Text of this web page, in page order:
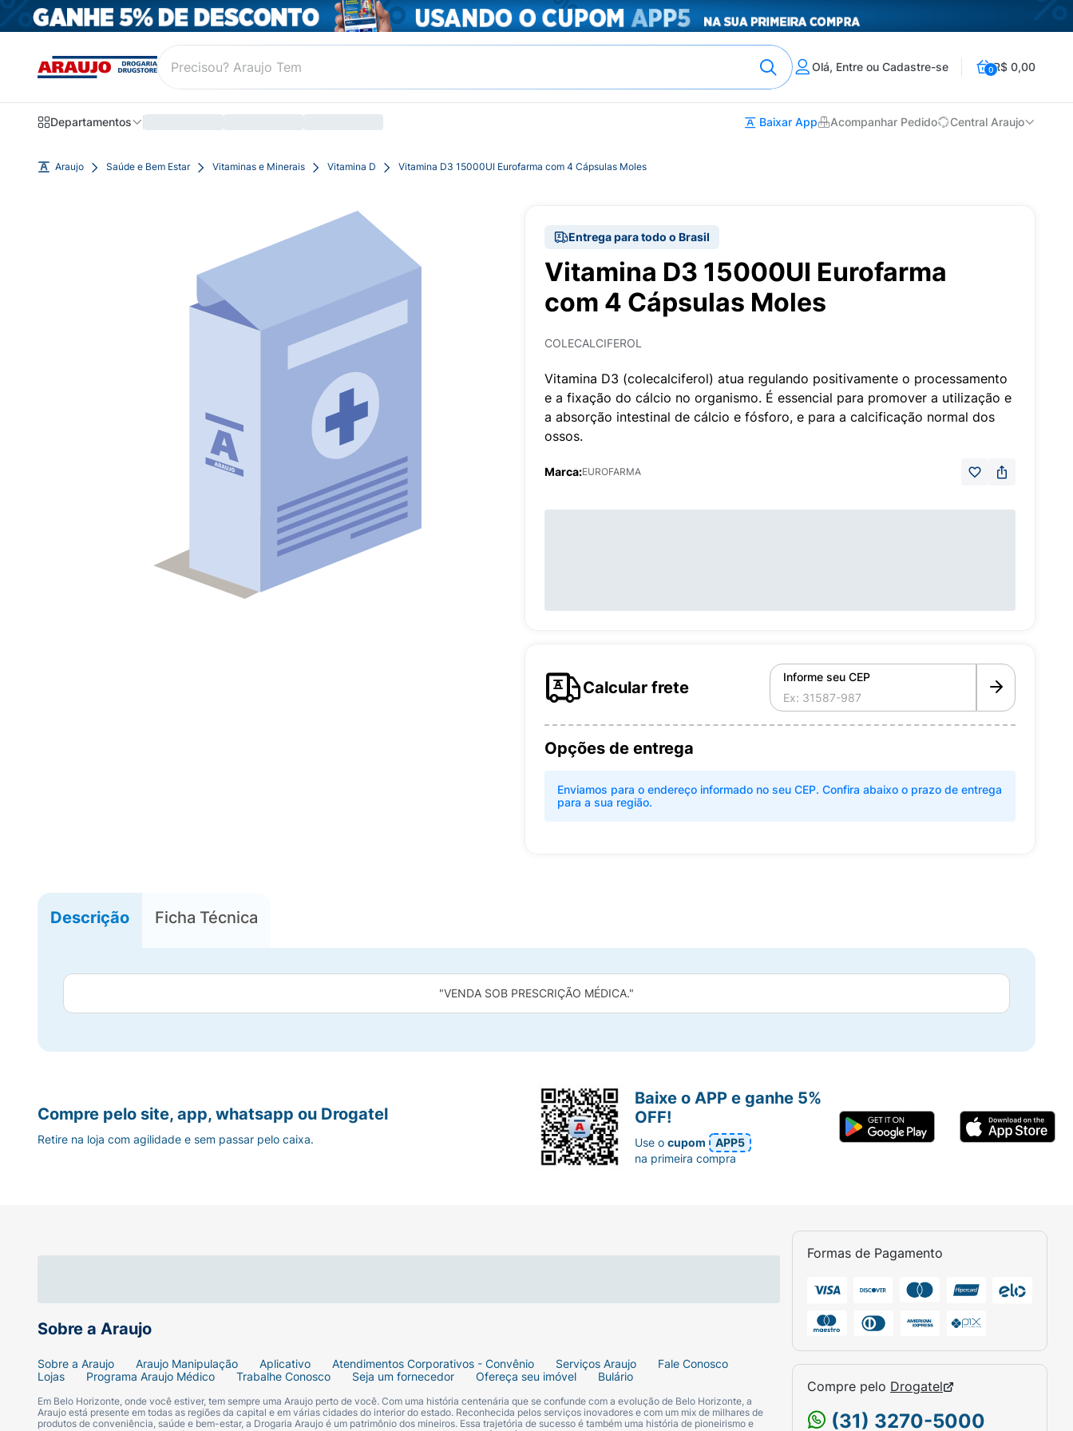
Olá, Entre ou Cadastre-se 0R$ 0,00
Departamentos Baixar App Acompanhar Pedido Central Araujo
Araujo Saúde e Bem Estar Vitaminas e Minerais Vitamina D Vitamina D3 15000UI Eurofarma com 4 Cápsulas Moles
Entrega para todo o Brasil
Vitamina D3 15000UI Eurofarma
com 4 Cápsulas Moles
COLECALCIFEROL
Vitamina D3 (colecalciferol) atua regulando positivamente o processamento
e a fixação do cálcio no organismo. É essencial para promover a utilização e
a absorção intestinal de cálcio e fósforo, e para a calcificação normal dos
ossos.
Marca:EUROFARMA
Calcular frete
Informe seu CEP
Opções de entrega
Enviamos para o endereço informado no seu CEP. Confira abaixo o prazo de entrega
para a sua região.
Descrição Ficha Técnica
"VENDA SOB PRESCRIÇÃO MÉDICA."
Sobre a Araujo
Sobre a Araujo Araujo Manipulação Aplicativo Atendimentos Corporativos - Convênio Serviços Araujo
Fale Conosco
Lojas
Programa Araujo Médico Trabalhe Conosco Seja um fornecedor Ofereça seu imóvel Bulário
Em Belo Horizonte, onde você estiver, tem sempre uma Araujo perto de você. Com uma história centenária que se confunde com a evolução de Belo Horizonte, a
Araujo está presente em todas as regiões da capital e em várias cidades do interior do estado. Reconhecida pelos serviços inovadores e com um mix de milhares de
produtos de conveniência, saúde e bem-estar, a Drogaria Araujo é um patrimônio dos mineiros. Essa trajetória de sucesso é também uma história de pioneirismo e
Formas de Pagamento
Compre pelo Drogatel
(31) 3270-5000
Compre pelo site, app, whatsapp ou Drogatel
Retire na loja com agilidade e sem passar pelo caixa.
Baixe o APP e ganhe 5%
OFF!
Use ocupom
APP5
na primeira compra